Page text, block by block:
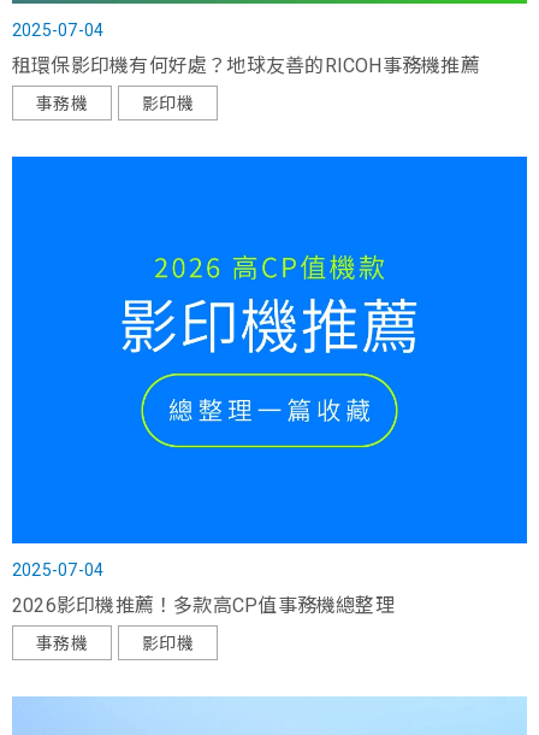
2025-07-04
租環保影印機有何好處？地球友善的RICOH事務機推薦
事務機 影印機
2025-07-04
2026影印機推薦！多款高CP值事務機總整理
事務機 影印機